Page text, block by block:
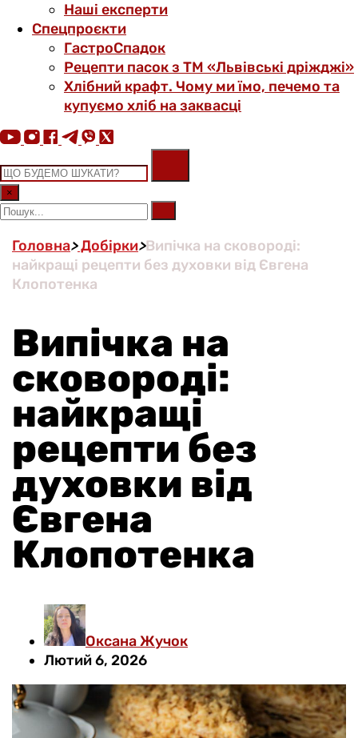
Наші експерти
Спецпроєкти
ГастроСпадок
Рецепти пасок з ТМ «Львівські дріжджі»
Хлібний крафт. Чому ми їмо, печемо та
купуємо хліб на заквасці
×
Головна>Добірки>Випічка на сковороді:
найкращі рецепти без духовки від Євгена
Клопотенка
Випічка на
сковороді:
найкращі
рецепти без
духовки від
Євгена
Клопотенка
Оксана Жучок
Лютий 6, 2026